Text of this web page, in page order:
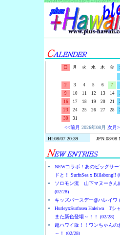
日 月 火 水 木 金
2
3 4 5 6 7
9
10 11 12 13 14
16
17 18 19 20 21
23
24 25 26 27 28
30
31
<<前月 2026年08月 次月
NEWコラボ！あのビッグサー
ドと！ SurfnSea x Billabong!!
ソロモン流 山下マヌーさん
(02/28)
キッズバースデー@ハレイワ
HurleyxSurfnsea Haleiwa Tシ
また新色登場～！！ (02/28)
超ハワイ版！！ワンちゃんの
～！ (02/28)